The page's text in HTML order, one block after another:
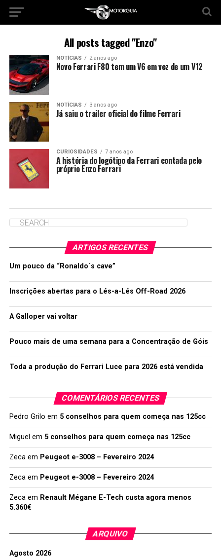
All posts tagged "Enzo"
NOTÍCIAS 2 anos ago
Novo Ferrari F80 tem um V6 em vez de um V12
NOTÍCIAS 3 anos ago
Já saiu o trailer oficial do filme Ferrari
CURIOSIDADES 7 anos ago
A história do logótipo da Ferrari contada pelo
próprio Enzo Ferrari
ARTIGOS RECENTES
Um pouco da “Ronaldo´s cave”
Inscrições abertas para o Lés-a-Lés Off-Road 2026
A Galloper vai voltar
Pouco mais de uma semana para a Concentração de Góis
Toda a produção do Ferrari Luce para 2026 está vendida
COMENTÁRIOS RECENTES
Pedro Grilo em 5 conselhos para quem começa nas 125cc
Miguel em 5 conselhos para quem começa nas 125cc
Zecaem Peugeot e-3008 – Fevereiro 2024
Zecaem Peugeot e-3008 – Fevereiro 2024
Zecaem Renault Mégane E-Tech custa agora menos
5.360€
ARQUIVO
Agosto 2026